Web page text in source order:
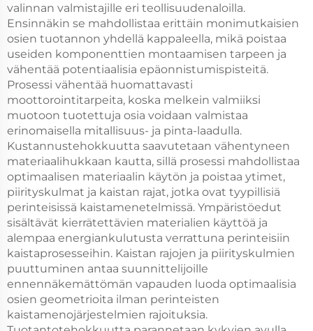
valinnan valmistajille eri teollisuudenaloilla.
Ensinnäkin se mahdollistaa erittäin monimutkaisien
osien tuotannon yhdellä kappaleella, mikä poistaa
useiden komponenttien montaamisen tarpeen ja
vähentää potentiaalisia epäonnistumispisteitä.
Prosessi vähentää huomattavasti
moottorointitarpeita, koska melkein valmiiksi
muotoon tuotettuja osia voidaan valmistaa
erinomaisella mitallisuus- ja pinta-laadulla.
Kustannustehokkuutta saavutetaan vähentyneen
materiaalihukkaan kautta, sillä prosessi mahdollistaa
optimaalisen materiaalin käytön ja poistaa ytimet,
piirityskulmat ja kaistan rajat, jotka ovat tyypillisiä
perinteisissä kaistamenetelmissä. Ympäristöedut
sisältävät kierrätettävien materialien käyttöä ja
alempaa energiankulutusta verrattuna perinteisiin
kaistaprosesseihin. Kaistan rajojen ja piirityskulmien
puuttuminen antaa suunnittelijoille
ennennäkemättömän vapauden luoda optimaalisia
osien geometrioita ilman perinteisten
kaistamenojärjestelmien rajoituksia.